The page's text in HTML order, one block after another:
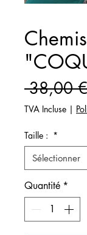
38,00
TVA Incluse |
Taille : *
Quantité *